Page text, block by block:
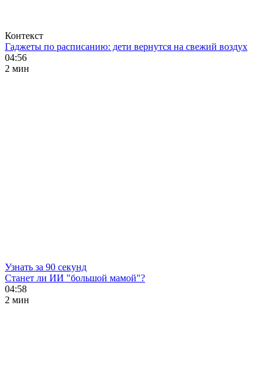
Контекст
Гаджеты по расписанию: дети вернутся на свежий воздух
04:56
2 мин
Узнать за 90 секунд
Станет ли ИИ "большой мамой"?
04:58
2 мин